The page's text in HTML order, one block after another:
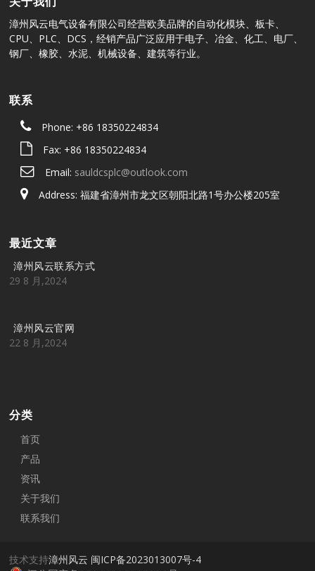
漳州风云电气设备有限公司经营欧美品牌的自动化模块、板卡、
CPU、PLC、DCS，经销产品广泛应用于电子、冶金、化工、电厂、
钢厂、橡胶、水泥、机械设备、建筑等行业。
联系
Phone: +86 18350224834
Fax: +86 18350224834
Email: sauldcsplc@outlook.com
Address: 福建省漳州市龙文区朝阳北路1号办公楼205室
最近文章
漳州风云联系方式
29 8 月,2024
漳州风云官网
22 8 月,2024
分类
首页
产品
资讯
关于我们
联系我们
技术支持漳州风云 闽ICP备2023013007号-4